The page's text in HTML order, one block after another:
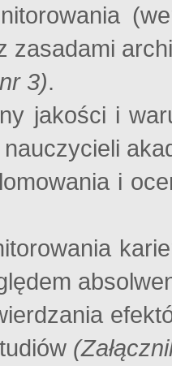
zasadami
3).
jakości i
i